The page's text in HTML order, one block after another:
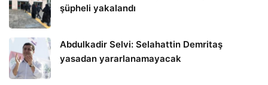
şüpheli yakalandı
Abdulkadir Selvi: Selahattin Demritaş
yasadan yararlanamayacak